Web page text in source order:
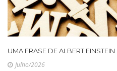
UMA FRASE DE ALBERT EINSTEIN
Julho/2026